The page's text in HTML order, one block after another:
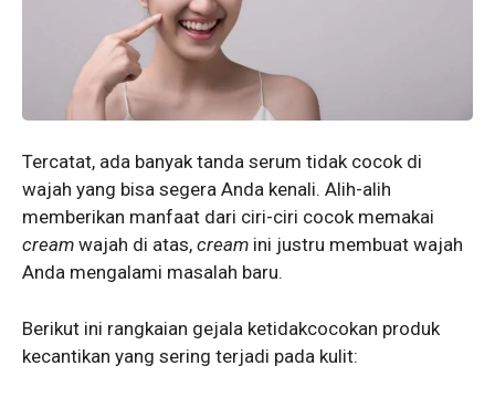
Tercatat, ada banyak tanda serum tidak cocok di
wajah yang bisa segera Anda kenali. Alih-alih
memberikan manfaat dari ciri-ciri cocok memakai
cream wajah di atas, cream ini justru membuat wajah
Anda mengalami masalah baru.
Berikut ini rangkaian gejala ketidakcocokan produk
kecantikan yang sering terjadi pada kulit: